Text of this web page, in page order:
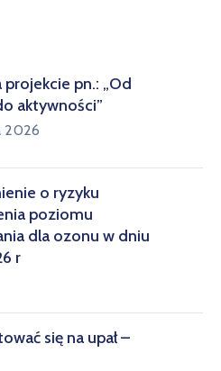
pn.: „Od
aktywności”
2026
o ryzyku
poziomu
dla ozonu w dniu
r
się na upał –